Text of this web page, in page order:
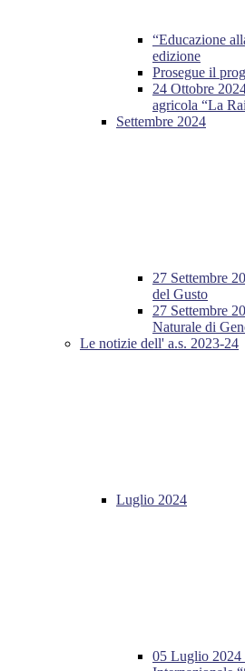
“Educazione
edizione
Prosegue il
24 Ottobre
agricola “La
Settembre 2024
27 Settembre
del Gusto
27 Settembre
Naturale di
Le notizie dell' a.s. 2023-24
Luglio 2024
05 Luglio 2024